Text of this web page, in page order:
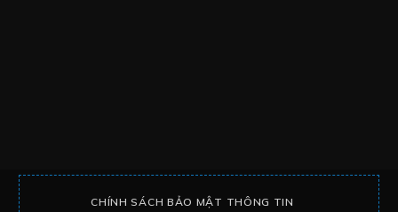
CHÍNH SÁCH BẢO MẬT THÔNG TIN